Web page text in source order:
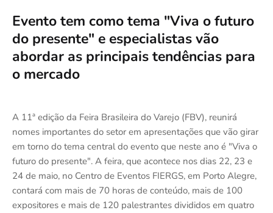
Evento tem como tema "Viva o futuro
do presente" e especialistas vão
abordar as principais tendências para
o mercado
A 11ª edição da Feira Brasileira do Varejo (FBV), reunirá
nomes importantes do setor em apresentações que vão girar
em torno do tema central do evento que neste ano é "Viva o
futuro do presente". A feira, que acontece nos dias 22, 23 e
24 de maio, no Centro de Eventos FIERGS, em Porto Alegre,
contará com mais de 70 horas de conteúdo, mais de 100
expositores e mais de 120 palestrantes divididos em quatro